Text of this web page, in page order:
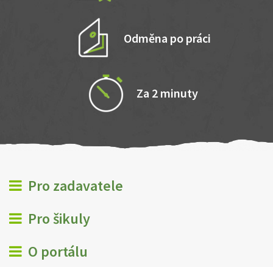
Odměna po práci
Za 2 minuty
Pro zadavatele
Pro šikuly
O portálu